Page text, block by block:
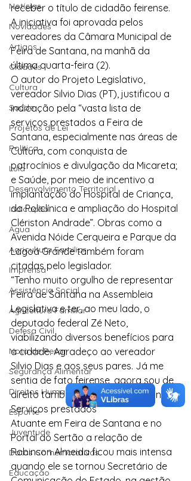
Notícias
Novidades
Artigos
Cidades
Cultura
Saúde
Projetos de Lei
Política
Lula
Desenvolvimento Territorial
Indicação
Água
Agricultura Familiar
Imprensa
Assistência Social
Agricultura Familiar
Defesa Civil
Nota de Pesar
Segurança Alimentar
Direitos Humanos
Esporte
Juventude
Datas Comemorativas
Educação
receber o título de cidadão feirense.
A iniciativa foi aprovada pelos
vereadores da Câmara Municipal de
Feira de Santana, na manhã da
última quarta-feira (2).
O autor do Projeto Legislativo,
vereador Silvio Dias (PT), justificou a
indicação pela “vasta lista de
serviços prestados a Feira de
Santana, especialmente nas áreas de
Cultura, com conquista de
patrocínios e divulgação da Micareta;
e Saúde, por meio de incentivo a
implantação do Hospital de Criança,
da Policlínica e ampliação do Hospital
Clériston Andrade”. Obras como a
Avenida Nóide Cerqueira e Parque da
Lagoa Grande também foram
citadas pelo legislador.
“Tenho muito orgulho de representar
Feira de Santana na Assembleia
Legislativa e ter, ao meu lado, o
deputado federal Zé Neto,
viabilizando diversos benefícios para
a cidade. Agradeço ao vereador
Silvio Dias e aos seus pares. Já me
sentia de fato feirense, agora sou de
direito também, afirmou Robinson.
Serviços prestados
Atuante em Feira de Santana e no
Portal do Sertão a relação de
Robinson Almeida ficou mais intensa
quando ele se tornou Secretário de